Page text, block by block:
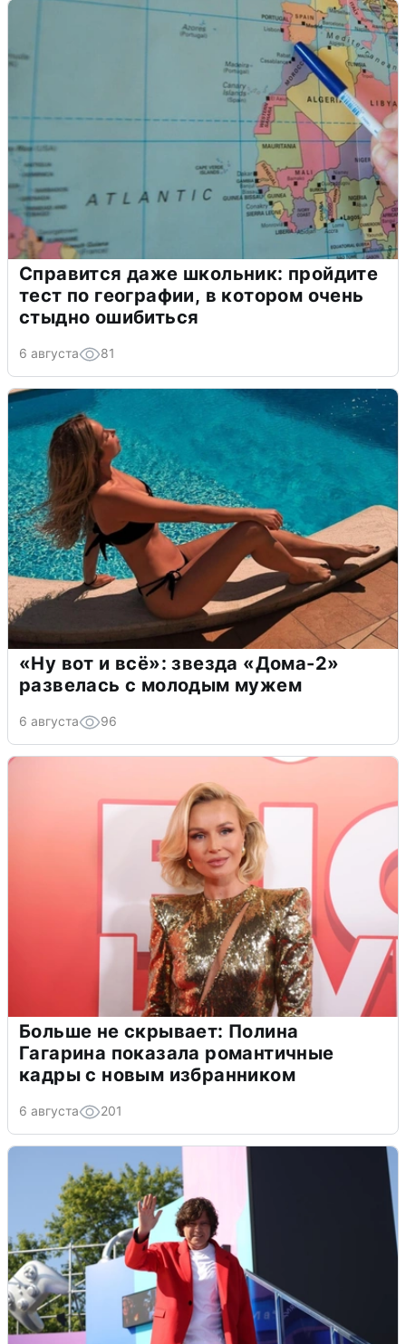
Справится даже школьник: пройдите
тест по географии, в котором очень
стыдно ошибиться
6 августа 81
«Ну вот и всё»: звезда «Дома-2»
развелась с молодым мужем
6 августа 96
Больше не скрывает: Полина
Гагарина показала романтичные
кадры с новым избранником
6 августа 201